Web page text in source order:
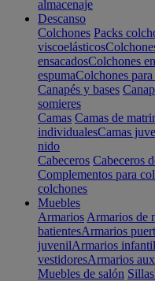
almacenaje
Descanso
Colchones Packs
viscoelásticos
ensacadosColchones
espumaColchones para
Canapés y bases
somieres
Camas Camas de
individualesCamas
nido
Cabeceros Cabeceros
Complementos para
colchones
Muebles
Armarios Armarios de
batientesArmarios
juvenilArmarios
vestidoresArmarios
Muebles de salón Sillas